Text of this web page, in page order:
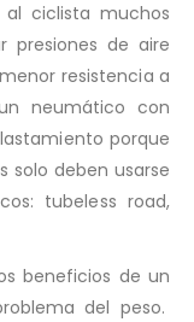
al ciclista muchos
presiones de aire
resistencia a
neumático con
porque
solo deben usarse
tubeless road,
beneficios de un
del peso.